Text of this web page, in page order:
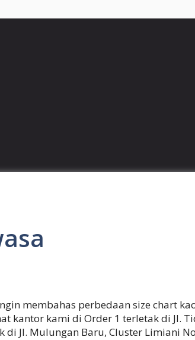
membahas perbedaan size chart
kantor kami di Order 1 terletak di Jl.
Jl. Mulungan Baru, Cluster Limiani